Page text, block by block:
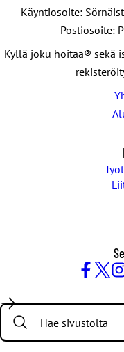
Käyntiosoite:
Postiosoite:
Kyllä joku hoitaa® sekä
/
Twitter
Search: